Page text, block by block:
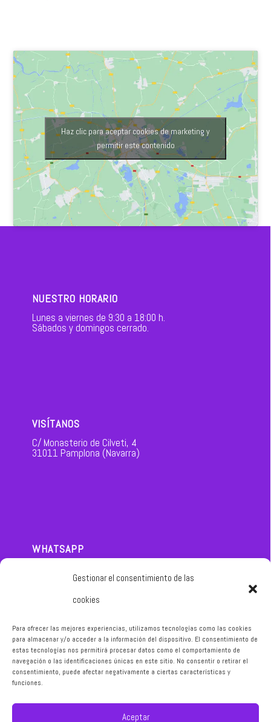
Gestionar el consentimiento de las
cookies
Para ofrecer las mejores experiencias, utilizamos tecnologías como las cookies
para almacenar y/o acceder a la información del dispositivo. El consentimiento de
estas tecnologías nos permitirá procesar datos como el comportamiento de
navegación o las identificaciones únicas en este sitio. No consentir o retirar el
consentimiento, puede afectar negativamente a ciertas características y
funciones.
Aceptar
Haz clic para aceptar cookies de marketing y
permitir este contenido
NUESTRO HORARIO
Lunes a viernes de 9:30 a 18:00 h.
Sábados y domingos cerrado.
VISÍTANOS
C/ Monasterio de Cilveti, 4
31011 Pamplona (Navarra)
WHATSAPP
NUESTRO MÓVIL
654 804 555